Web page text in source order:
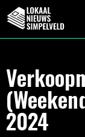
2024